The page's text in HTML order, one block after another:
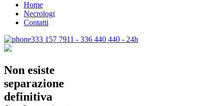
Home
Necrologi
Contatti
333 157 7911 - 336 440 440 - 24h
Non esiste
separazione
definitiva